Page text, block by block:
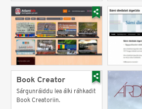
Book Creator
Sárgunráiddu lea álki ráhkadit
Book Creatoriin.